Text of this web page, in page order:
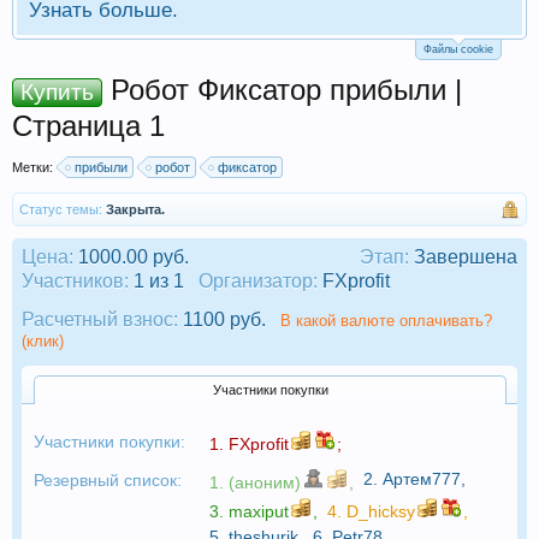
Узнать больше.
Файлы cookie
Купить
Робот Фиксатор прибыли |
Страница 1
Метки: прибыли робот фиксатор
Статус темы: Закрыта.
Этап: Завершена
Цена: 1000.00 руб.
Участников: 1 из 1 Организатор: FXprofit
Расчетный взнос: 1100 руб.
В какой валюте оплачивать?
(клик)
Участники покупки
Участники покупки: 1. FXprofit
;
Резервный список:
1. (аноним) 2. Артем777
3. maxiput 4. D_hicksy